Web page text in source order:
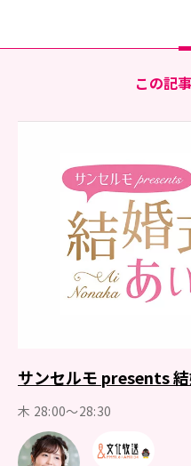
この記
サンセルモ presents
木 28:00～28:30